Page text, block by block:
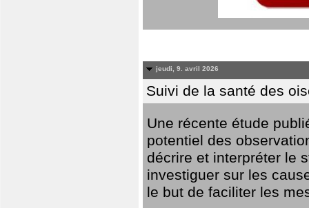
jeudi, 9. avril 2026
Suivi de la santé des
Une récente étude
potentiel des
décrire et interpréter le
investiguer sur les
le but de faciliter les